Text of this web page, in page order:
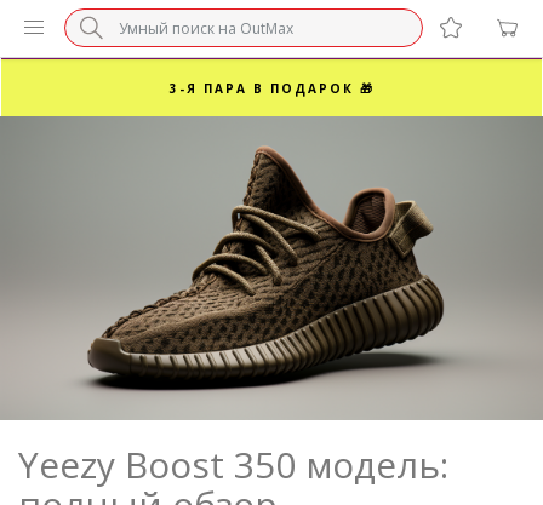
БЕЗ НАЦЕНКИ МАРКЕТПЛЕЙСОВ ⚡ ВАШ РАЗМЕР
3-Я ПАРА В ПОДАРОК 🎁
ПОСЛЕДНИЕ РАЗМЕРЫ ОТ 1500₽⚡️
СУПЕРАКЦИЯ 🔥 2-Я ПАРА -50%
Yeezy Boost 350 модель: